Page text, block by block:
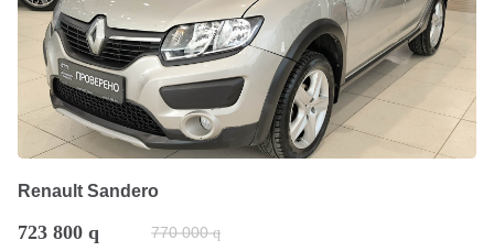
Renault Sandero
723 800 q 770 000 q